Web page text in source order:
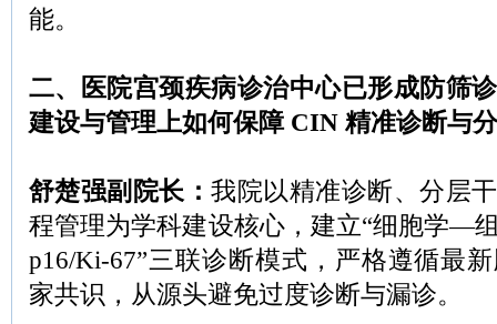
能。
二、 医院宫颈疾病诊治中心已形成防筛
建设与管理上如何保障 CIN 精准诊断与
舒楚强副院长：我院以精准诊断、分层
程管理为学科建设核心，建立“细胞学—
p16/Ki-67”三联诊断模式，严格遵循最
家共识，从源头避免过度诊断与漏诊。